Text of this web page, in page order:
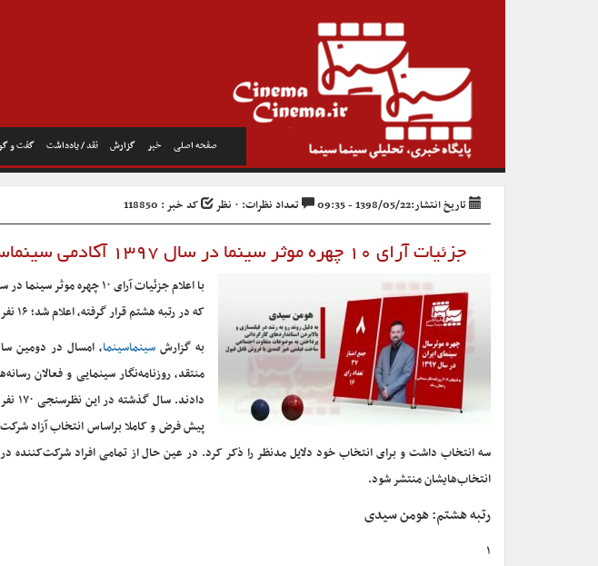
صفحه اصلی خبر گزارش نقد / یادداشت گفت و
تاریخ انتشار:1398/05/22 - 09:35 تعداد نظرات: ۰ نظر کد خبر : 118850
جزئیات آرای ۱۰ چهره موثر سینما در سال ۱۳۹۷ آکادمی سینماسینما/ رتبه هشتم: هومن سیدی
با اعلام جزئیات آرای ۱۰ چهره موثر سینما در سال ۱۳۹۷ آکادمی
که در رتبه هشتم قرار گرفته، اعلام شد؛ ۱۶ نفر به او رای داده‌اند و امتیاز او ۳۷ است.
به گزارش سینماسینما، امسال در دومین
منتقد، روزنامه‌نگار سینمایی و فعالان
پیش فرض و کاملا براساس انتخاب آزاد
سه انتخاب داشت و برای انتخاب خود دلایل مدنظر را ذکر کرد. در عین حال از تمامی افراد شرکت‌کننده
انتخاب‌هایشان منتشر شود.
رتبه هشتم: هومن سیدی
۱